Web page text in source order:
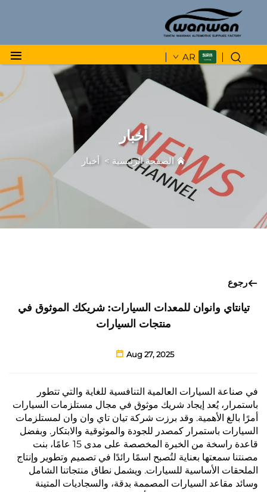
AR
أخبار
الصفحة الرئيسية > أخبار
رجوع
تيانتاي وانوان للمعدات السيارات: شريكك الموثوق في
منتجات السيارات
Aug 27, 2025
في صناعة السيارات العالمية التنافسية للغاية والتي تتطور
باستمرار، يُعد إيجاد شريك موثوق في مجال مستلزمات السيارات
أمرًا بالغ الأهمية. وقد برزت شركة تيان تاي وان وان لمستلزمات
السيارات باستمرار كمصدر للجودة والموثوقية والابتكار. وبفضل
قاعدة راسخة من الخبرة المخصصة على مدى 15 عامًا، بنت
مصنتنا سمعتها بعناية لتُصبح اسمًا رائدًا في تصميم وتطوير وإنتاج
الملحقات الأساسية للسيارات. ويشمل نطاق منتجاتنا الشامل
وسائد مقاعد السيارات المصممة بدقة، والسجاديات المتينة